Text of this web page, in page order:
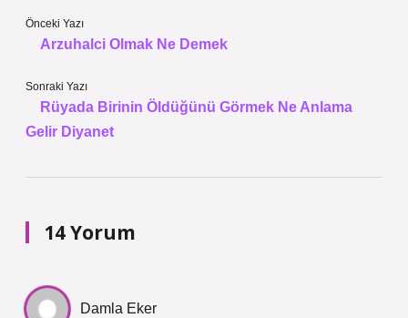
Önceki Yazı
Arzuhalci Olmak Ne Demek
Sonraki Yazı
Rüyada Birinin Öldüğünü Görmek Ne Anlama
Gelir Diyanet
14 Yorum
Damla Eker